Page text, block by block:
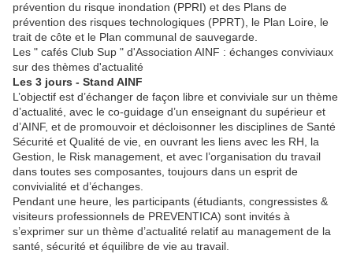
prévention du risque inondation (PPRI) et des Plans de
prévention des risques technologiques (PPRT), le Plan Loire, le
trait de côte et le Plan communal de sauvegarde.
Les " cafés Club Sup " d'Association AINF : échanges conviviaux
sur des thèmes d'actualité
Les 3 jours - Stand AINF
L’objectif est d’échanger de façon libre et conviviale sur un thème
d’actualité, avec le co-guidage d’un enseignant du supérieur et
d’AINF, et de promouvoir et décloisonner les disciplines de Santé
Sécurité et Qualité de vie, en ouvrant les liens avec les RH, la
Gestion, le Risk management, et avec l’organisation du travail
dans toutes ses composantes, toujours dans un esprit de
convivialité et d’échanges.
Pendant une heure, les participants (étudiants, congressistes &
visiteurs professionnels de PREVENTICA) sont invités à
s’exprimer sur un thème d’actualité relatif au management de la
santé, sécurité et équilibre de vie au travail.